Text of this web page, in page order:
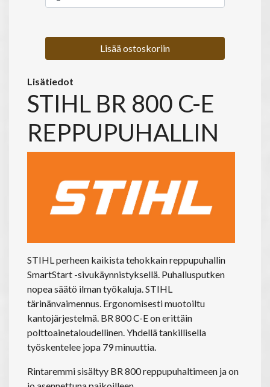
Lisää ostoskoriin
Lisätiedot
STIHL BR 800 C-E
REPPUPUHALLIN
STIHL perheen kaikista tehokkain reppupuhallin
SmartStart -sivukäynnistyksellä. Puhallusputken
nopea säätö ilman työkaluja. STIHL
tärinänvaimennus. Ergonomisesti muotoiltu
kantojärjestelmä. BR 800 C-E on erittäin
polttoainetaloudellinen. Yhdellä tankillisella
työskentelee jopa 79 minuuttia.
Rintaremmi sisältyy BR 800 reppupuhaltimeen ja on